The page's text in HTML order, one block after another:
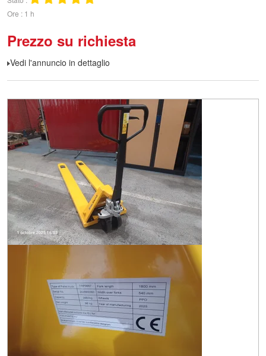
Ore
1 h
Prezzo su richiesta
Vedi l'annuncio in dettaglio